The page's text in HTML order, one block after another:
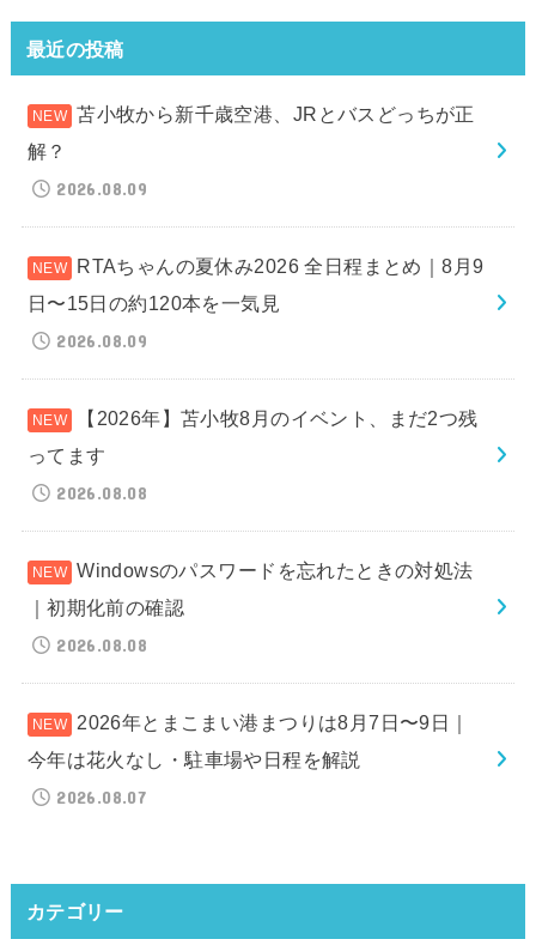
最近の投稿
苫小牧から新千歳空港、JRとバスどっちが正
解？
2026.08.09
RTAちゃんの夏休み2026 全日程まとめ｜8月9
日〜15日の約120本を一気見
2026.08.09
【2026年】苫小牧8月のイベント、まだ2つ残
ってます
2026.08.08
Windowsのパスワードを忘れたときの対処法
｜初期化前の確認
2026.08.08
2026年とまこまい港まつりは8月7日〜9日｜
今年は花火なし・駐車場や日程を解説
2026.08.07
カテゴリー